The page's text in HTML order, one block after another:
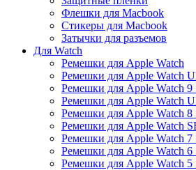
Флешки для Macbook
Стикеры для Macbook
Затычки для разъемов
Для Watch
Ремешки для Apple Watch
Ремешки для Apple Watch
Ремешки для Apple Watch 9
Ремешки для Apple Watch
Ремешки для Apple Watch 8
Ремешки для Apple Watch
Ремешки для Apple Watch 7
Ремешки для Apple Watch 6
Ремешки для Apple Watch 5